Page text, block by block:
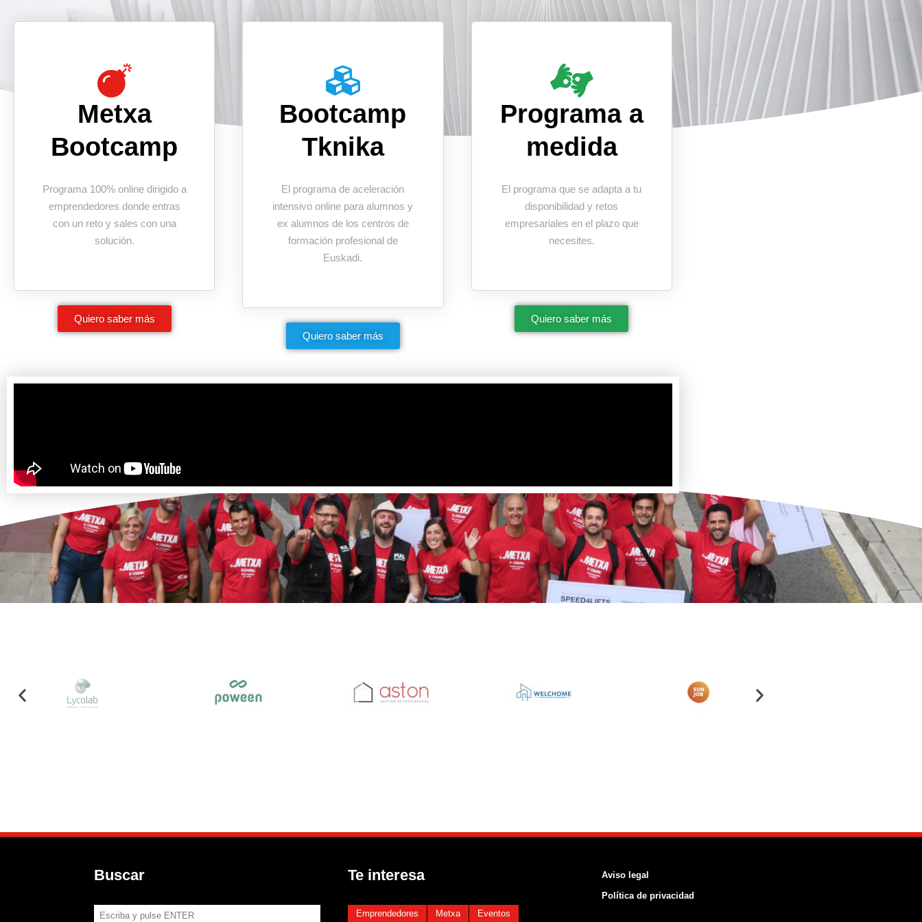
Metxa
Bootcamp
Programa 100% online dirigido a
emprendedores donde entras
con un reto y sales con una
solución.
Quiero saber más
Bootcamp
Tknika
El programa de aceleración
intensivo online para alumnos y
ex alumnos de los centros de
formación profesional de
Euskadi.
Quiero saber más
Programa a
medida
El programa que se adapta a tu
disponibilidad y retos
empresariales en el plazo que
necesites.
Quiero saber más
Buscar Te interesa
Emprendedores Metxa Eventos
Aviso legal
Política deprivacidad